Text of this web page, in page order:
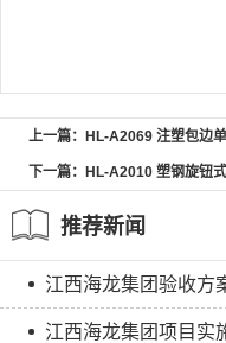
上一篇：HL-A2069 注塑包边
下一篇：HL-A2010 塑钢旋钮
推荐新闻
江西海龙集团验收方
江西海龙集团项目实